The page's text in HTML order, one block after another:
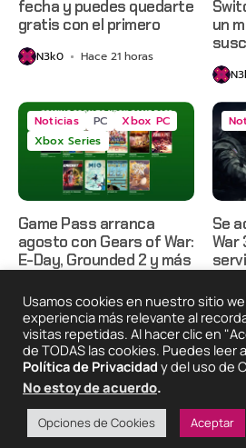
fecha y puedes quedarte
gratis con el primero
N3k0 Hace 21 horas
un
Noticias PC
Xbox PC
Xbox Series
Game Pass arranca
agosto con Gears of War:
E-Day, Grounded 2 y más
Se
War
2025 © Degeneraciónx.com |
Else
Quiénes
Somos
Condiciones De
Uso
Usamos cookies en nuestro sitio
experiencia más relevante al
visitas repetidas. Al hacer clic en
de TODAS las cookies. Puedes leer
Política de Privacidad y del uso de
No estoy de acuerdo.
Opciones de Cookies Aceptar